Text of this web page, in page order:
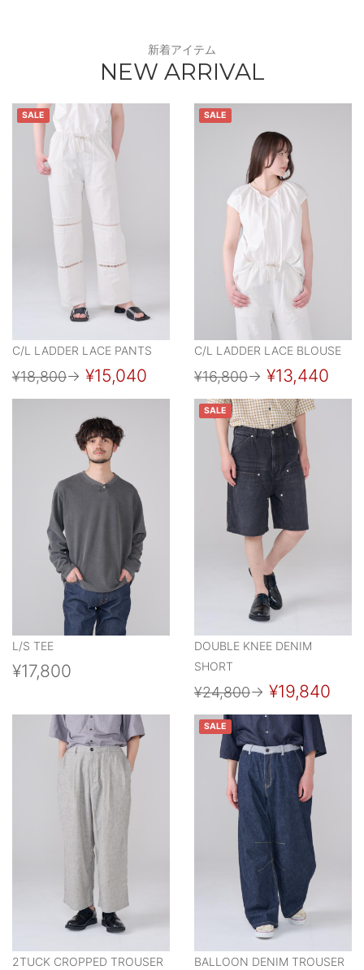
新着アイテム
NEW ARRIVAL
SALE
C/L LADDER LACE PANTS
¥18,800→ ¥15,040
SALE
C/L LADDER LACE BLOUSE
¥16,800→ ¥13,440
L/S TEE
¥17,800
SALE
DOUBLE KNEE DENIM
SHORT
¥24,800→ ¥19,840
2TUCK CROPPED TROUSER
SALE
BALLOON DENIM TROUSER